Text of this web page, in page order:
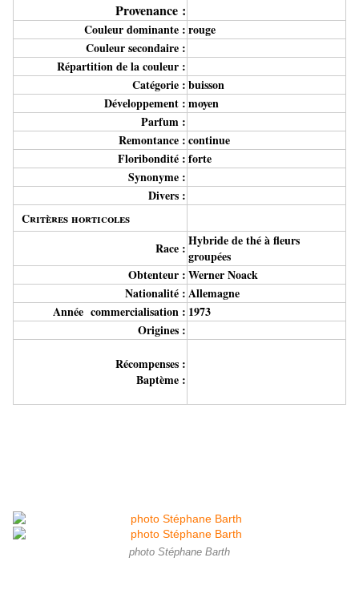
Provenance :
Couleur dominante :rouge
Couleur secondaire :
Répartition de la couleur :
Catégorie :buisson
Développement :moyen
Parfum :
Remontance :continue
Floribondité :forte
Synonyme :
Divers :
Critères horticoles
Race :Hybride de thé à fleurs
groupées
Obtenteur :Werner Noack
Nationalité :Allemagne
Année commercialisation : 1973
Origines :
Récompenses :
Baptème :
photo Stéphane Barth